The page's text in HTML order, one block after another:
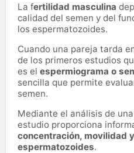
La fertilidad masculina
calidad del semen y del
los espermatozoides.
Cuando una pareja tarda
de los primeros estudios
es el espermiograma o
sencilla que permite
semen.
Mediante el análisis de
estudio proporciona
concentración, movilidad
espermatozoides.